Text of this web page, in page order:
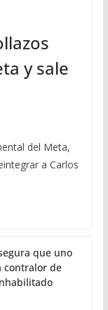
y sale
del Meta,
a Carlos
que uno
contralor de